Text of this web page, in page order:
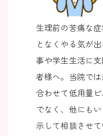
生理前の苦痛な
となくやる気が
事や学生生活に
者様へ。当院で
合わせて低用量
でなく、他にも
示して相談させ